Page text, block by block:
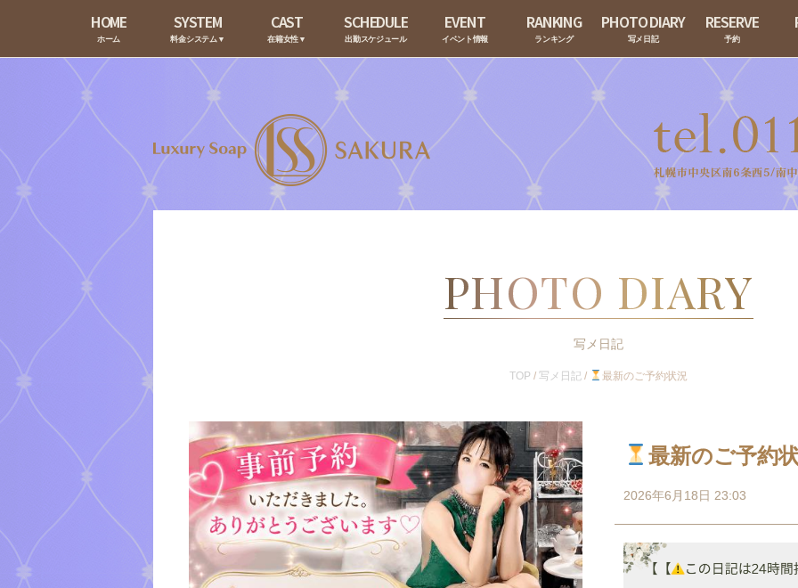
HOME
ホーム
SYSTEM
料金システム▼
CAST
在籍女性▼
SCHEDULE
出勤スケジュール
EVENT
イベント情報
RANKING
ランキング
PHOTO DIARY
写メ日記
RESERVE
予約
PHOTO DIARY
写メ日記
TOP /写メ日記 / 最新のご予約状況
最新のご予約
2026年6月18日 23:03